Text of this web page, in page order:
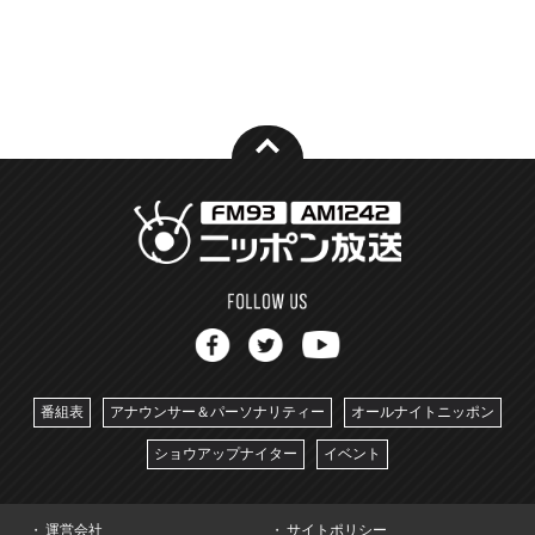
番組表 アナウンサー＆パーソナリティー オールナイトニッポン
ショウアップナイター イベント
運営会社 サイトポリシー